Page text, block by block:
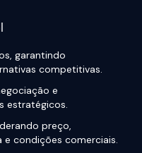
garantindo
competitivas.
e
estratégicos.
preço,
e condições comerciais.